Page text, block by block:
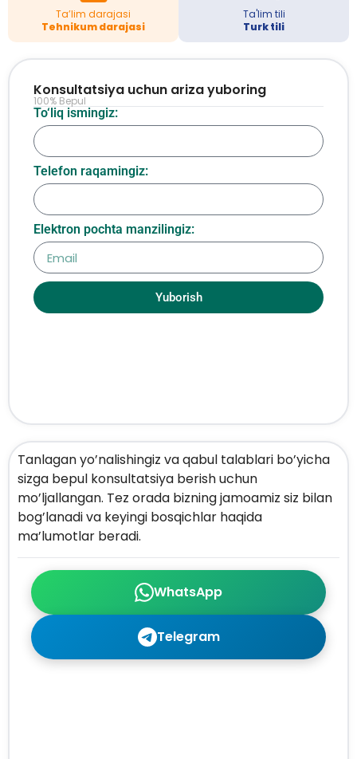
Ta’lim darajasi
Tehnikum darajasi
Ta'lim tili
Turk tili
WhatsApp
Telegram
Tanlagan yo’nalishingiz va qabul talablari bo’yicha
sizga bepul konsultatsiya berish uchun
mo’ljallangan. Tez orada bizning jamoamiz siz bilan
bog’lanadi va keyingi bosqichlar haqida
ma’lumotlar beradi.
To‘liq ismingiz:
Telefon raqamingiz:
Elektron pochta manzilingiz:
Yuborish
Konsultatsiya uchun ariza yuboring
100% Bepul